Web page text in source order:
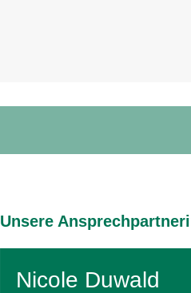
Unsere
Nicole Duwald